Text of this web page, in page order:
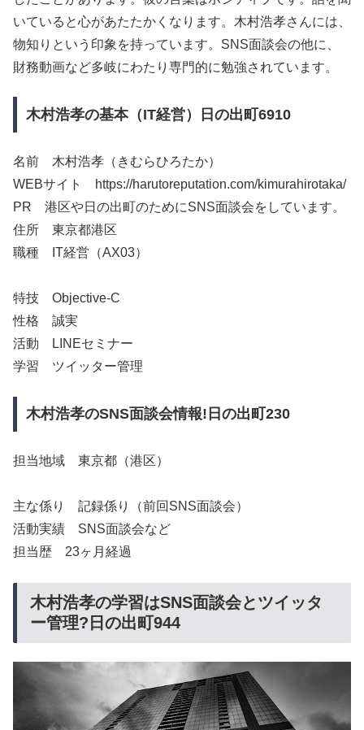
いていると心があたたかくなります。木村浩孝さんには、
物知りという印象を持っています。SNS面談会の他に、
財務動画など多岐にわたり専門的に勉強されています。
木村浩孝の基本（IT経営）日の出町6910
名前 木村浩孝（きむらひろたか）
WEBサイト https://harutoreputation.com/kimurahirotaka/
PR 港区や日の出町のためにSNS面談会をしています。
住所 東京都港区
職種 IT経営（AX03）
特技 Objective-C
性格 誠実
活動 LINEセミナー
学習 ツイッター管理
木村浩孝のSNS面談会情報!日の出町230
担当地域 東京都（港区）
主な係り 記録係り（前回SNS面談会）
活動実績 SNS面談会など
担当歴 23ヶ月経過
木村浩孝の学習はSNS面談会とツイッタ
ー管理?日の出町944